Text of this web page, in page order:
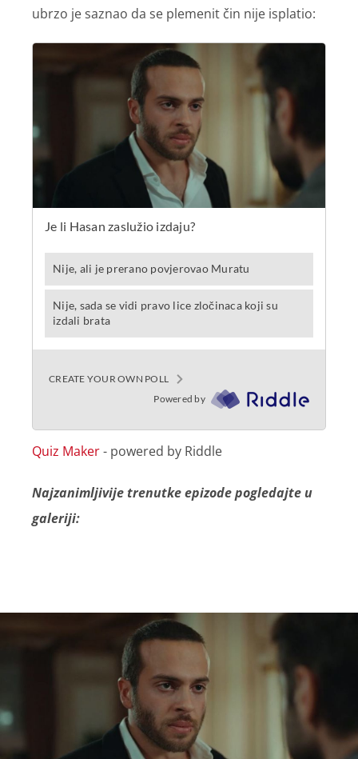
ubrzo je saznao da se plemenit čin nije isplatio:
Quiz Maker- powered by Riddle
Najzanimljivije trenutke epizode pogledajte u
galeriji: